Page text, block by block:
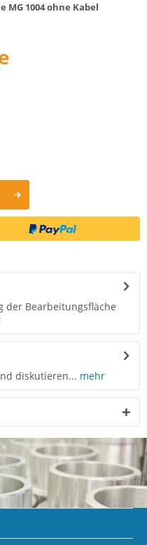
1004 ohne Kabel
der Bearbeitungsfläche
diskutieren... mehr